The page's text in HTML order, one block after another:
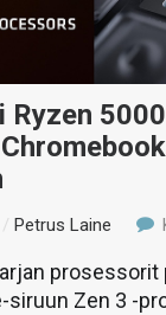
Ryzen
/ Petrus Laine
siruun Zen 3 -